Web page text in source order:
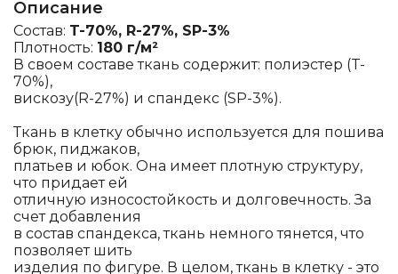
Описание
Состав: T-70%, R-27%, SP-3%
Плотность: 180 г/м²
В своем составе ткань содержит: полиэстер (T-
70%),
вискозу(R-27%) и спандекс (SP-3%).
Ткань в клетку обычно используется для пошива
брюк, пиджаков,
платьев и юбок. Она имеет плотную структуру,
что придает ей
отличную износостойкость и долговечность. За
счет добавления
в состав спандекса, ткань немного тянется, что
позволяет шить
изделия по фигуре. В целом, ткань в клетку - это